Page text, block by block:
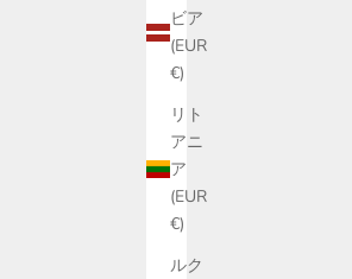
ビア
(EUR
€)
リト
アニ
ア
(EUR
€)
ルク